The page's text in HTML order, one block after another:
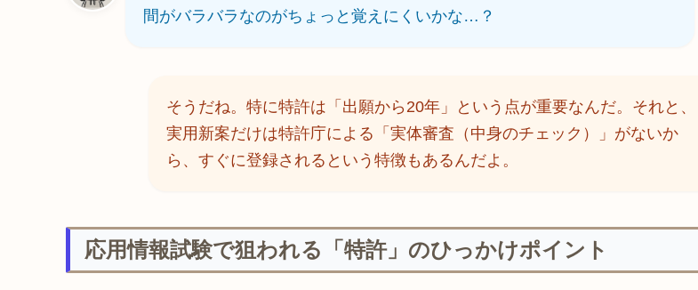
間がバラバラなのがちょっと覚えにくいかな…？
そうだね。特に特許は「出願から20年」という点が重要なんだ。それと、
実用新案だけは特許庁による「実体審査（中身のチェック）」がないか
ら、すぐに登録されるという特徴もあるんだよ。
応用情報試験で狙われる「特許」のひっかけポイント